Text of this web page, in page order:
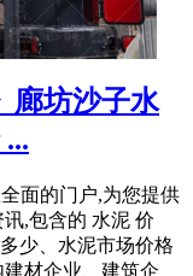
廊坊沙子水
面的门户,为您提供
,包含的 水泥 价
少、水泥市场价格
材企业、建筑企